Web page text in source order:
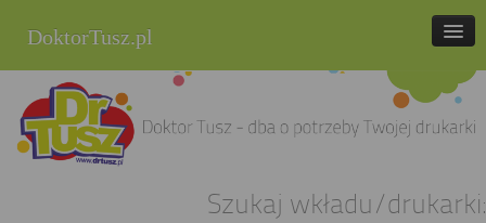
DoktorTusz.pl
tel. 857 337 337
Strona główna
Szukaj wkładu/drukarki: